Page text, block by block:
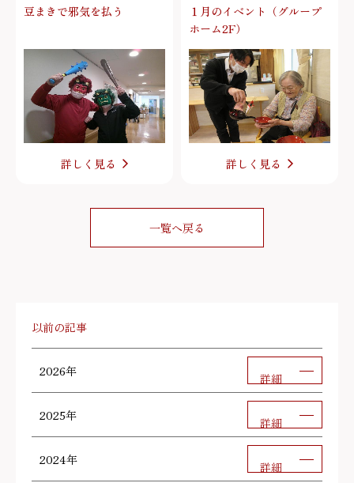
豆まきで邪気を払う
詳しく見る
１月のイベント（グループ
ホーム2F）
詳しく見る
一覧へ戻る
以前の記事
2026年 詳細
2025年 詳細
2024年 詳細